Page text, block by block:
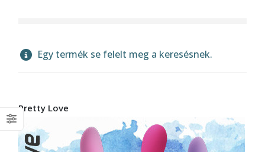
Egy termék se felelt meg a keresésnek.
Pretty Love